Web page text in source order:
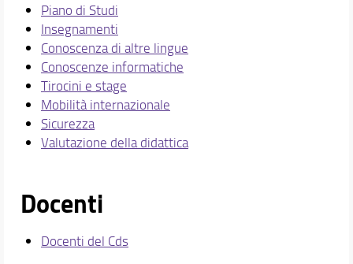
Piano di Studi
Insegnamenti
Conoscenza di altre lingue
Conoscenze informatiche
Tirocini e stage
Mobilità internazionale
Sicurezza
Valutazione della didattica
Docenti
Docenti del Cds